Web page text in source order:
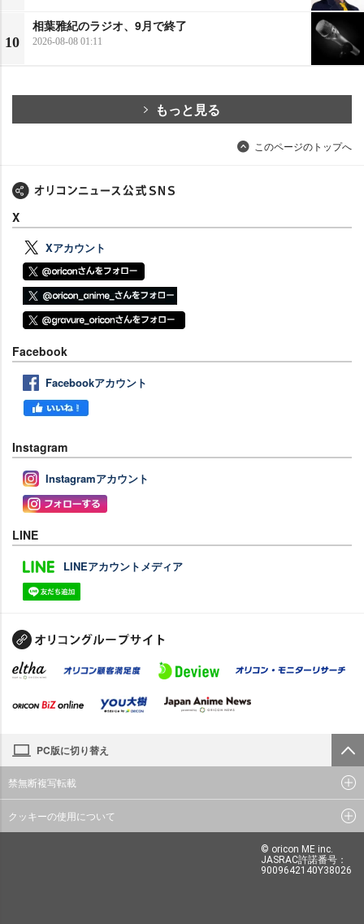
10
相葉雅紀のラジオ、9月で終了
2026-08-08 01:11
もっと見る
このページのトップへ
X
Xアカウント
Facebook
Facebookアカウント
Instagram
Instagramアカウント
LINE
LINEアカウントメディア
PC版に切り替え
禁無断複写転載
クッキーの使用について
© oricon ME inc.
JASRAC許諾番号：
9009642140Y38026